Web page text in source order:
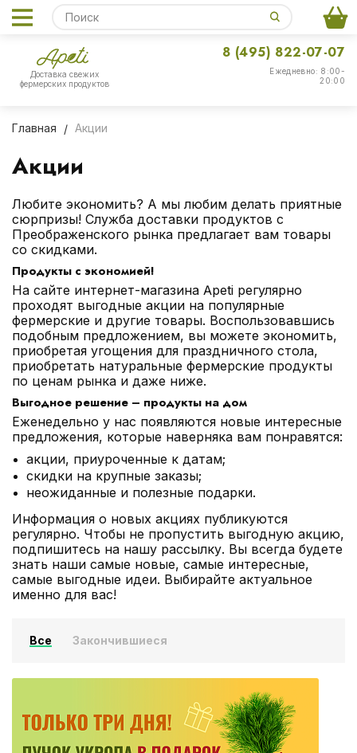
Доставка свежих
фермерских продуктов
Ежедневно: 8:00-
20:00
8 (495) 822-07-07
Главная Акции
Акции
Любите экономить? А мы любим делать приятные
сюрпризы! Служба доставки продуктов с
Преображенского рынка предлагает вам товары
со скидками.
Продукты с экономией!
На сайте интернет-магазина Apeti регулярно
проходят выгодные акции на популярные
фермерские и другие товары. Воспользовавшись
подобным предложением, вы можете экономить,
приобретая угощения для праздничного стола,
приобретать натуральные фермерские продукты
по ценам рынка и даже ниже.
Выгодное решение – продукты на дом
Еженедельно у нас появляются новые интересные
предложения, которые наверняка вам понравятся:
акции, приуроченные к датам;
скидки на крупные заказы;
неожиданные и полезные подарки.
Информация о новых акциях публикуются
регулярно. Чтобы не пропустить выгодную акцию,
подпишитесь на нашу рассылку. Вы всегда будете
знать наши самые новые, самые интересные,
самые выгодные идеи. Выбирайте актуальное
именно для вас!
Все Закончившиеся